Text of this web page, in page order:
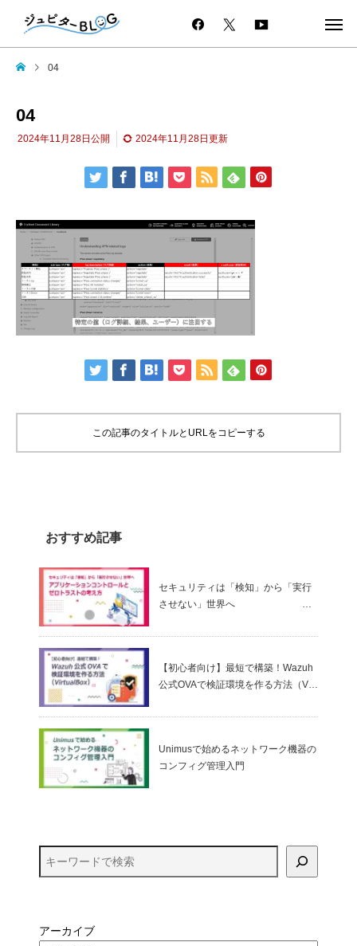
04
04
2024年11月28日 公開 2024年11月28日 更新
この記事のタイトルとURLをコピーする
おすすめ記事
セキュリティは「検知」から「実行
させない」世界へ
ゼロトラストの考え方
【初心者向け】最短で構築！Wazuh
公式OVAで検証環境を作る方法（Virt
Unimusで始めるネットワーク機器の
コンフィグ管理入門
アーカイブ